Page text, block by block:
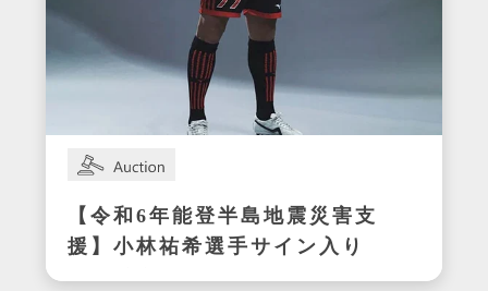
【令和6年能登半島地震災害支
援】小林祐希選手サイン入り
スパイク